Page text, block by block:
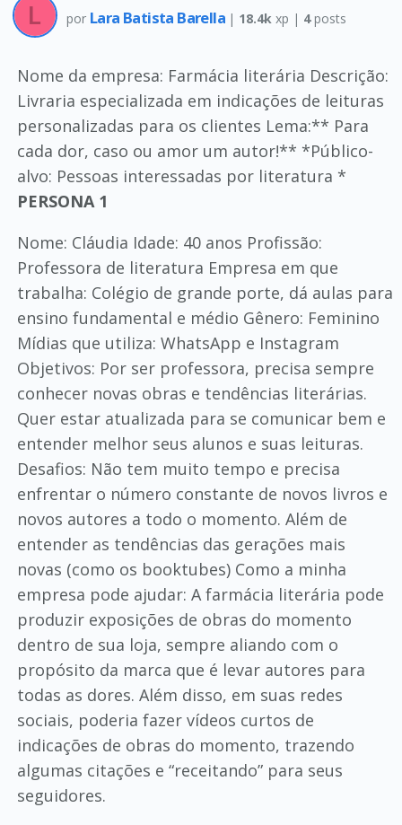
por Lara Batista Barella | 18.4k xp | 4posts
Nome da empresa: Farmácia literária Descrição:
Livraria especializada em indicações de leituras
personalizadas para os clientes Lema:** Para
cada dor, caso ou amor um autor!** *Público-
alvo: Pessoas interessadas por literatura *
PERSONA 1
Nome: Cláudia Idade: 40 anos Profissão:
Professora de literatura Empresa em que
trabalha: Colégio de grande porte, dá aulas para
ensino fundamental e médio Gênero: Feminino
Mídias que utiliza: WhatsApp e Instagram
Objetivos: Por ser professora, precisa sempre
conhecer novas obras e tendências literárias.
Quer estar atualizada para se comunicar bem e
entender melhor seus alunos e suas leituras.
Desafios: Não tem muito tempo e precisa
enfrentar o número constante de novos livros e
novos autores a todo o momento. Além de
entender as tendências das gerações mais
novas (como os booktubes) Como a minha
empresa pode ajudar: A farmácia literária pode
produzir exposições de obras do momento
dentro de sua loja, sempre aliando com o
propósito da marca que é levar autores para
todas as dores. Além disso, em suas redes
sociais, poderia fazer vídeos curtos de
indicações de obras do momento, trazendo
algumas citações e “receitando” para seus
seguidores.